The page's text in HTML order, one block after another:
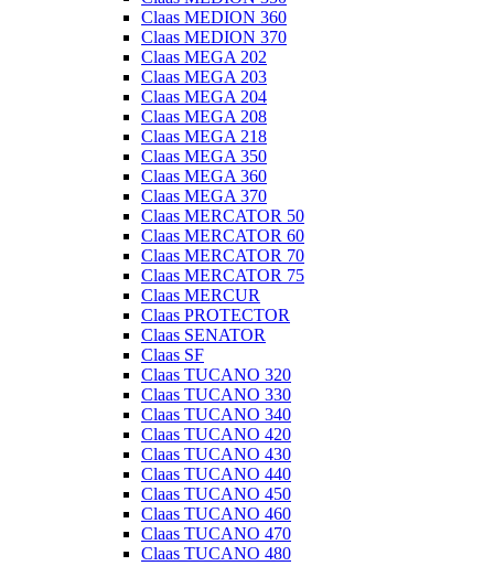
Claas MEDION 360
Claas MEDION 370
Claas MEGA 202
Claas MEGA 203
Claas MEGA 204
Claas MEGA 208
Claas MEGA 218
Claas MEGA 350
Claas MEGA 360
Claas MEGA 370
Claas MERCATOR 50
Claas MERCATOR 60
Claas MERCATOR 70
Claas MERCATOR 75
Claas MERCUR
Claas PROTECTOR
Claas SENATOR
Claas SF
Claas TUCANO 320
Claas TUCANO 330
Claas TUCANO 340
Claas TUCANO 420
Claas TUCANO 430
Claas TUCANO 440
Claas TUCANO 450
Claas TUCANO 460
Claas TUCANO 470
Claas TUCANO 480